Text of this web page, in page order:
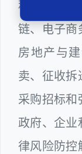
程序规则
链、电子商
房地产与
卖、征收拆
采购招标和
政府、企业
律风险防控